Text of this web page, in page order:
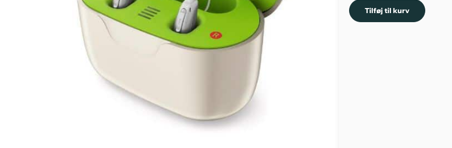
Tilføj til kurv